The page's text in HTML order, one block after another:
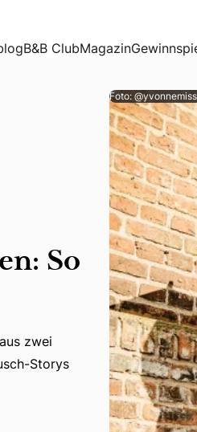
B&B ClubMagazin
So
zwei Menschen ein
zwei
Storys
Foto: